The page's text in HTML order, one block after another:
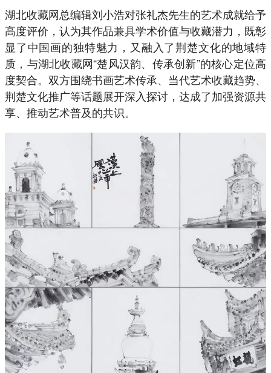
湖北收藏网总编辑刘小浩对张礼杰先生的艺术成就给予
高度评价，认为其作品兼具学术价值与收藏潜力，既彰
显了中国画的独特魅力，又融入了荆楚文化的地域特
质，与湖北收藏网“楚风汉韵、传承创新”的核心定位高
度契合。双方围绕书画艺术传承、当代艺术收藏趋势、
荆楚文化推广等话题展开深入探讨，达成了加强资源共
享、推动艺术普及的共识。